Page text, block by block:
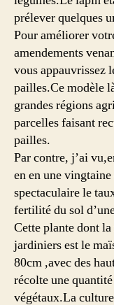
prélever quelques
Pour améliorer
amendements
vous appauvrissez
pailles.Ce modèle
grandes régions
parcelles faisant
pailles.
Par contre, j’ai
en en une
spectaculaire le
fertilité du sol
Cette plante dont
jardiniers est le
80cm ,avec des
récolte une
végétaux.La